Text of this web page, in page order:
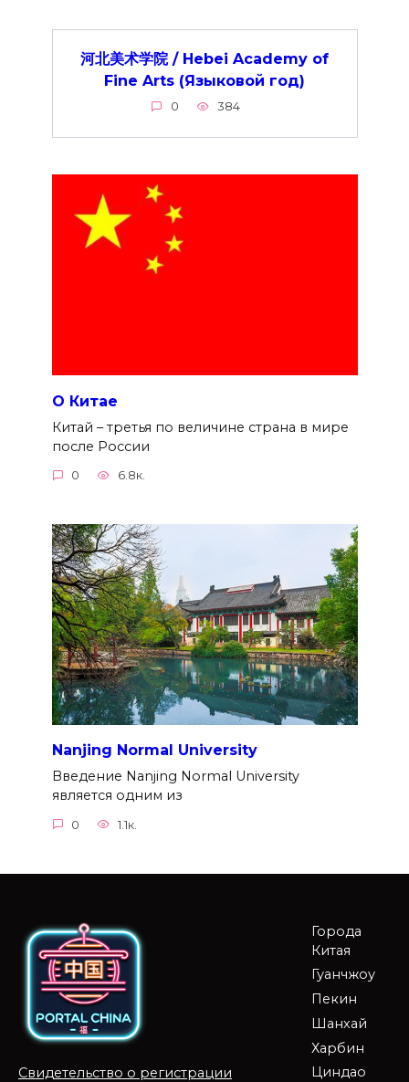
河北美术学院 / Hebei Academy of
Fine Arts (Языковой год)
0 384
О Китае
Китай – третья по величине страна в мире
после России
0 6.8к.
Nanjing Normal University
Введение Nanjing Normal University
является одним из
0 1.1к.
Свидетельство о регистрации
Города
Китая
Гуанчжоу
Пекин
Шанхай
Харбин
Циндао